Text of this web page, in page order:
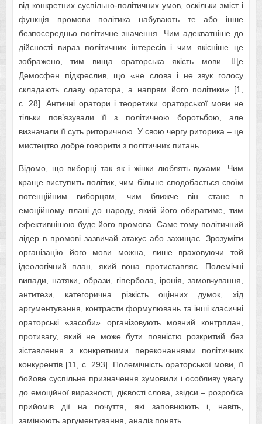
від конкретних суспільно-політичних умов, оскільки зміст і
функція промови політика набувають те або інше
безпосередньо політичне значення. Чим адекватніше до
дійсності вираз політичних інтересів і чим якісніше це
зображено, тим вища ораторська якість мови. Ще
Демосфен підкреслив, що «не слова і не звук голосу
складають славу оратора, а напрям його політики» [1,
с. 28]. Античні оратори і теоретики ораторської мови не
тільки пов’язували її з політичною боротьбою, але
визначали її суть риторичною. У свою чергу риторика – це
мистецтво добре говорити з політичних питань.
Відомо, що виборці так як і жінки люблять вухами. Чим
краще виступить політик, чим більше сподобається своїм
потенційним виборцям, чим ближче він стане в
емоційному плані до народу, який його обиратиме, тим
ефективнішою буде його промова. Саме тому політичний
лідер в промові зазвичай атакує або захищає. Зрозуміти
організацію його мови можна, лише враховуючи той
ідеологічний план, який вона протиставляє. Полемічні
випади, натяки, образи, гіпербола, іронія, замовчування,
антитези, категорична різкість оцінних думок, хід
аргументування, контрасти формулювань та інші класичні
ораторські «засоби» організовують мовний контрплан,
противагу, який не може бути повністю розкритий без
зіставлення з конкретними переконаннями політичних
конкурентів [11, с. 293]. Полемічність ораторської мови, її
бойове суспільне призначення зумовили і особливу увагу
до емоційної виразності, дієвості слова, звідси – розробка
прийомів дії на почуття, які заповнюють і, навіть,
замінюють аргументування, аналіз понять.